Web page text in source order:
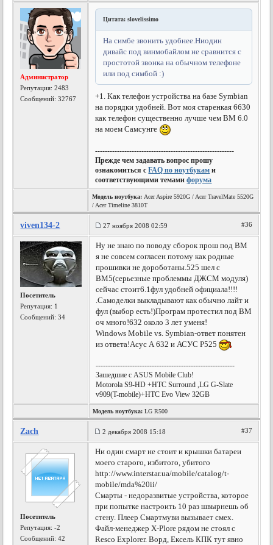
Администратор
Репутация:2483
Сообщений: 32767
Цитата: slovelissimo
На симбе звонить удобнее.Ниодин
дивайс под винмобайлом не сравнится с
простотой звонка на обычном телефоне
или под симбой :)
+1. Как телефон устройства на базе Symbian
на порядки удобней. Вот моя старенкая 6630
как телефон существенно лучше чем ВМ 6.0
на моем Самсунге
---------------------------------------------------------
Прежде чем задавать вопрос прошу
ознакомиться сFAQ по ноутбукам и
соответствующими темамифорума
Модель ноутбука: Acer Aspire 5920G / Acer TravelMate 5520G
/ Acer Timeline 3810T
viven134-2 27 ноября 2008 02:59 #36
Посетитель
Репутация: 1
Сообщений: 34
Ну не знаю по поводу сборок прош под ВМ
я не совсем согласен потому как родные
прошивки не дороботаны.525 шел с
ВМ5(серьезные проблеммы ДЖСМ модуля)
сейчас стоит6.1фул удобней официала!!!!
.Самоделки выкладывают как обычно лайт и
фул (выбор есть!)Програм протестил под ВМ
оч много!632 около 3 лет уменя!
Windows Mobile vs. Symbian-ответ понятен
из ответа!Асус А 632 и АСУС Р525
---------------------------------------------------------
Зашедшие с ASUS Mobile Club!
Motorola S9-HD +HTC Surround ,LG G-Slate
v909(T-mobile)+HTC Evo View 32GB
Модель ноутбука: LG R500
Zach 2 декабря 2008 15:18 #37
Посетитель
Репутация:-2
Сообщений: 42
Ни один смарт не стоит и крышки батареи
моего старого, избитого, убитого
http://www.interstar.ua/mobile/catalog/t-
mobile/mda%20ii/
Смарты - недоразвитые устройства, которое
при попытке настроить 10 раз швырнешь об
стену. Плеер Смартмуви вызывает смех.
Файл-менеджер X-Plore рядом не стоял с
Resco Explorer. Ворд, Ексель КПК тут явно